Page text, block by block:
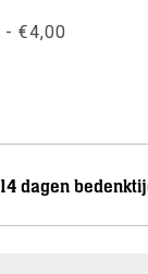
- €4,00
14 dagen